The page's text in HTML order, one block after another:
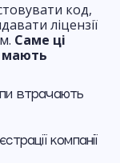
код,
ліцензії
Саме ці
мають
втрачають
компанії